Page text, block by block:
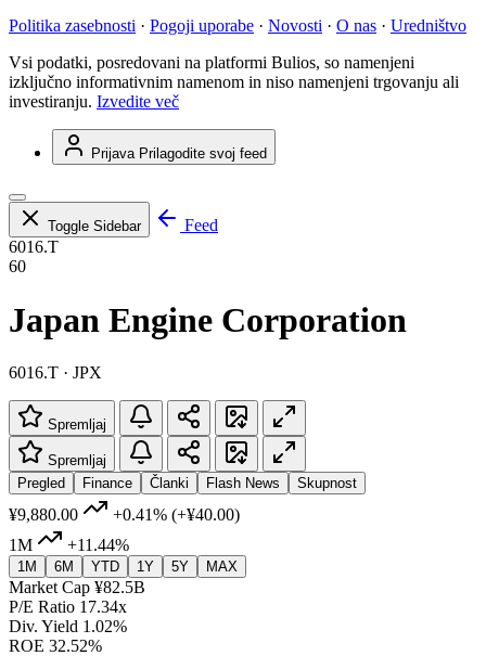
Politika zasebnosti · Pogoji uporabe · Novosti · O nas · Uredništvo
Vsi podatki, posredovani na platformi Bulios, so namenjeni
izključno informativnim namenom in niso namenjeni trgovanju ali
investiranju. Izvedite več
Prijava Prilagodite svoj feed
Toggle Sidebar
Feed
6016.T
60
Japan Engine Corporation
6016.T · JPX
Spremljaj
Spremljaj
Pregled
Finance Članki Flash News Skupnost
¥9,880.00 +0.41% (+¥40.00)
1M
+11.44%
1M 6M YTD 1Y 5Y MAX
Market Cap ¥82.5B
P/E Ratio 17.34x
Div. Yield 1.02%
ROE 32.52%